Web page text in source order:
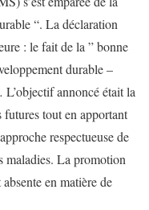
“. La déclaration
: le fait de la ” bonne
durable –
. L’objectif annoncé était la
futures tout en apportant
respectueuse de
maladies. La promotion
en matière de